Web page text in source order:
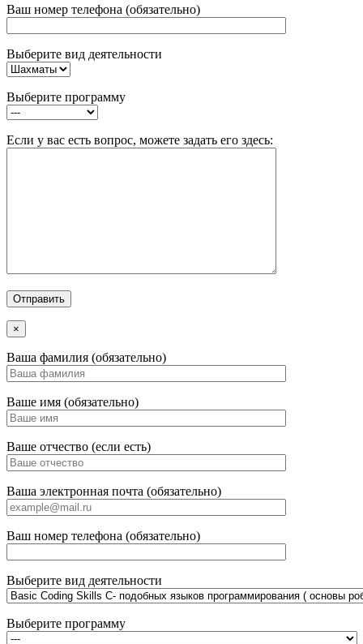
Ваш номер телефона (обязательно)
Выберите вид деятельности
Выберите программу
Если у вас есть вопрос, можете задать его здесь:
×
Ваша фамилия (обязательно)
Ваше имя (обязательно)
Ваше отчество (если есть)
Ваша электронная почта (обязательно)
Ваш номер телефона (обязательно)
Выберите вид деятельности
Выберите программу